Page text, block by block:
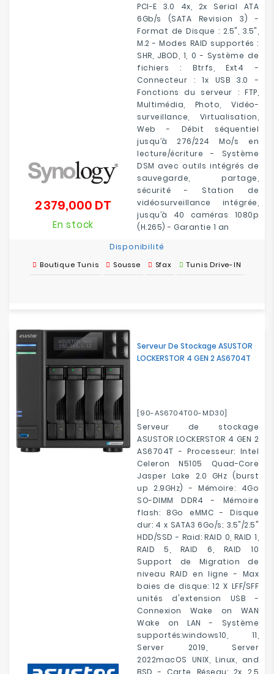
PCI-E 3.0 4x, 2x Serial ATA
6Gb/s (SATA Revision 3) -
Format de Disque : 2.5", 3.5",
M.2 - Modes RAID supportés :
SHR, JBOD, 1, 0 - Système de
fichiers : Btrfs, Ext4 -
Connecteur : 1x USB 3.0 -
Fonctions du serveur : FTP,
Multimédia, Photo, Vidéo-
surveillance, Virtualisation,
Web - Débit séquentiel
jusqu’à 276/224 Mo/s en
lecture/écriture - Système
DSM avec outils intégrés de
sauvegarde, partage,
sécurité - Station de
vidéosurveillance intégrée,
jusqu’à 40 caméras 1080p
(H.265) - Garantie 1 an
2 379,000 DT
En stock
Disponibilité
Boutique Tunis Sousse Sfax Tunis Drive-IN
Serveur De Stockage ASUSTOR
LOCKERSTOR 4 GEN 2 AS6704T
[90-AS6704T00-MD30]
Serveur de stockage
ASUSTOR LOCKERSTOR 4 GEN 2
AS6704T - Processeur: Intel
Celeron N5105 Quad-Core
Jasper Lake 2.0 GHz (burst
up 2.9GHz) - Mémoire: 4Go
SO-DIMM DDR4 - Mémoire
flash: 8Go eMMC - Disque
dur: 4 x SATA3 6Go/s; 3.5"/2.5"
HDD/SSD - Raid: RAID 0, RAID 1,
RAID 5, RAID 6, RAID 10
Support de Migration de
niveau RAID en ligne - Max
baies de disque: 12 X LFF/SFF
unités d'extension USB -
Connexion Wake on WAN
Wake on LAN - Système
supportés:windows10, 11,
Server 2019, Server
2022macOS UNIX, Linux, and
BSD - Carte Réseau: 2x 2.5